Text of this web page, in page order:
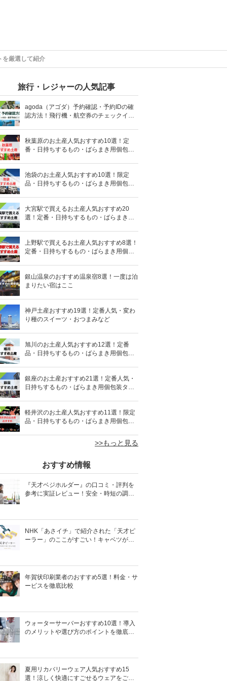
を厳選して紹介
旅行・レジャーの人気記事
agoda（アゴダ）予約確認・予約IDの確
認方法！飛行機・航空券のチェックイン
秋葉原のお土産人気おすすめ10選！定
番・日持ちするもの・ばらまき用個包装
池袋のお土産人気おすすめ10選！限定
品・日持ちするもの・ばらまき用個包装
大宮駅で買えるお土産人気おすすめ20
選！定番・日持ちするもの・ばらまき用
上野駅で買えるお土産人気おすすめ8選！
定番・日持ちするもの・ばらまき用個包
銀山温泉のおすすめ温泉宿8選！一度は泊
まりたい宿はここ
神戸土産おすすめ19選！定番人気・変わ
り種のスイーツ・おつまみなど
旭川のお土産人気おすすめ12選！定番
品・日持ちするもの・ばらまき用個包装
銀座のお土産おすすめ21選！定番人気・
日持ちするもの・ばらまき用個包装タイ
軽井沢のお土産人気おすすめ11選！限定
品・日持ちするもの・ばらまき用個包装
>>もっと見る
おすすめ情報
『天才ベジホルダー』の口コミ・評判を
参考に実証レビュー！安全・時短の調理
NHK「あさイチ」で紹介された「天才ピ
ーラー」のここがすごい！キャベツがほ
年賀状印刷業者のおすすめ5選！料金・サ
ービスを徹底比較
ウォーターサーバーおすすめ10選！導入
のメリットや選び方のポイントを徹底解
夏用リカバリーウェア人気おすすめ15
選！涼しく快適にすごせるウェアをご紹